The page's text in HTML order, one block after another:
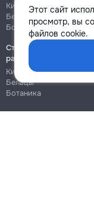
Этот сайт
просмотр, вы
файлов cookie.
Кишинёв
Бельцы
Ботаника
Строительно-
работы
Кишинёв
Бельцы
Ботаника